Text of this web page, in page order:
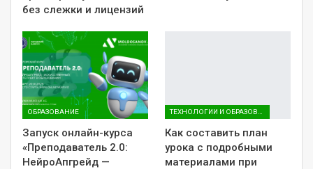
без слежки и лицензий
ОБРАЗОВАНИЕ
Запуск онлайн-курса
«Преподаватель 2.0:
НейроАпгрейд —
Как составить план
урока с подробными
материалами при